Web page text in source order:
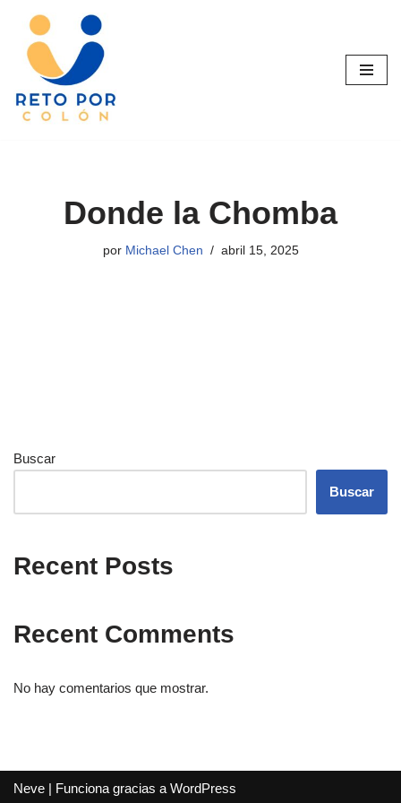
Saltar
contenido
Donde la Chomba
por Michael Chen abril 15, 2025
Buscar
Buscar
Recent Posts
Recent Comments
No hay comentarios que mostrar.
Neve | Funciona gracias a WordPress